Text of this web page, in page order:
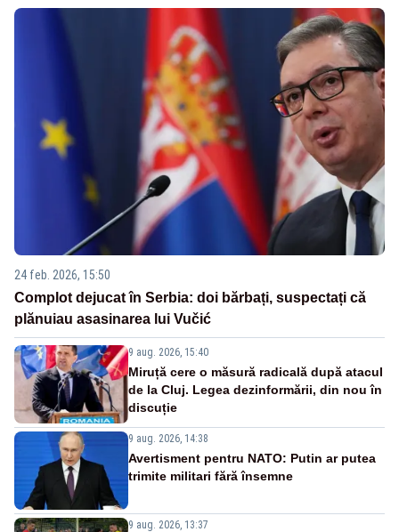
24 feb. 2026, 15:50
Complot dejucat în Serbia: doi bărbați, suspectați că
plănuiau asasinarea lui Vučić
9 aug. 2026, 15:40
Miruță cere o măsură radicală după atacul
de la Cluj. Legea dezinformării, din nou în
discuție
9 aug. 2026, 14:38
Avertisment pentru NATO: Putin ar putea
trimite militari fără însemne
9 aug. 2026, 13:37